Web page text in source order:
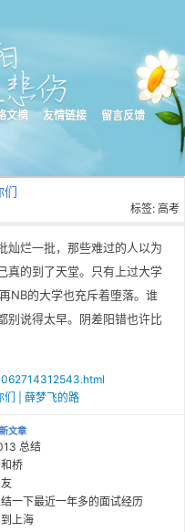
文摘 友情链接
留言反馈
们
标签: 高考
烂一批，那些难过的人以为
真的到了天堂。只有上过大学
NB的大学也充斥着堕落。谁
别说得太早。阴差阳错也许比
们 | 薛梦飞的路
文章
总结
桥
一下最近一年多的面试经历
上海